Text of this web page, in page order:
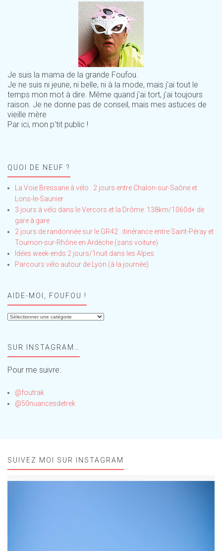
Je suis la mama de la grande Foufou.
Je ne suis ni jeune, ni belle, ni à la mode, mais j'ai tout le
temps mon mot à dire. Même quand j'ai tort, j'ai toujours
raison. Je ne donne pas de conseil, mais mes astuces de
vieille mère
Par ici, mon p'tit public !
QUOI DE NEUF ?
La Voie Bressane à vélo : 2 jours entre Chalon-sur-Saône et
Lons-le-Saunier
3 jours à vélo dans le Vercors et la Drôme: 138km/1060d+ de
gare à gare
2 jours de randonnée sur le GR42 : itinérance entre Saint-Péray et
Tournon-sur-Rhône en Ardèche (sans voiture)
Idées week-ends 2 jours/1nuit dans les Alpes
Parcours vélo autour de Lyon (à la journée)
AIDE-MOI, FOUFOU !
Aide-
!SUR INSTAGRAM…
Pour me suivre:
@foutrak
@50nuancesdetrek
SUIVEZ MOI SUR INSTAGRAM